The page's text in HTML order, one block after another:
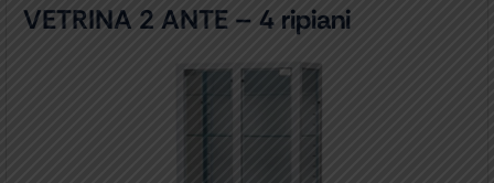
VETRINA 2 ANTE – 4 ripiani